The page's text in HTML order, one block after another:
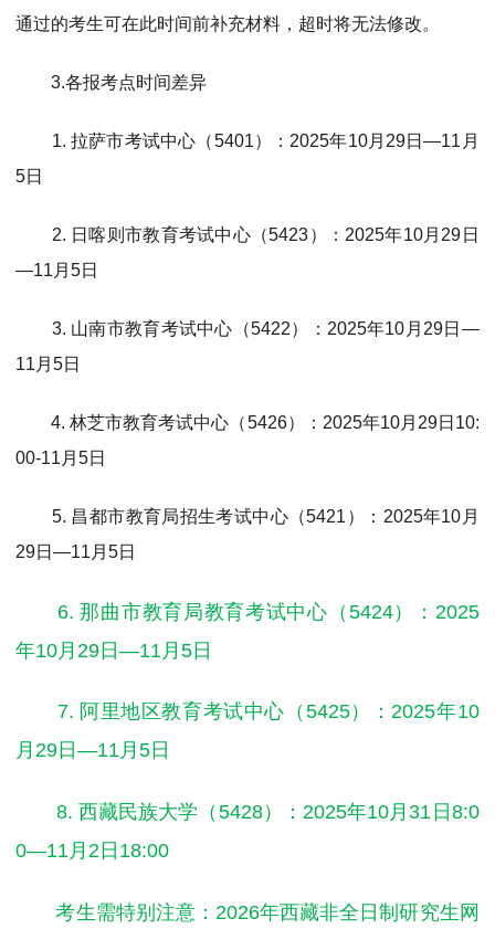
通过的考生可在此时间前补充材料，超时将无法修改。
3.各报考点时间差异
1. 拉萨市考试中心（5401）：2025年10月29日—11月
5日
2. 日喀则市教育考试中心（5423）：2025年10月29日
—11月5日
3. 山南市教育考试中心（5422）：2025年10月29日—
11月5日
4. 林芝市教育考试中心（5426）：2025年10月29日10:
00-11月5日
5. 昌都市教育局招生考试中心（5421）：2025年10月
29日—11月5日
6. 那曲市教育局教育考试中心（5424）：2025
年10月29日—11月5日
7. 阿里地区教育考试中心（5425）：2025年10
月29日—11月5日
8. 西藏民族大学（5428）：2025年10月31日8:0
0—11月2日18:00
考生需特别注意：2026年西藏非全日制研究生网